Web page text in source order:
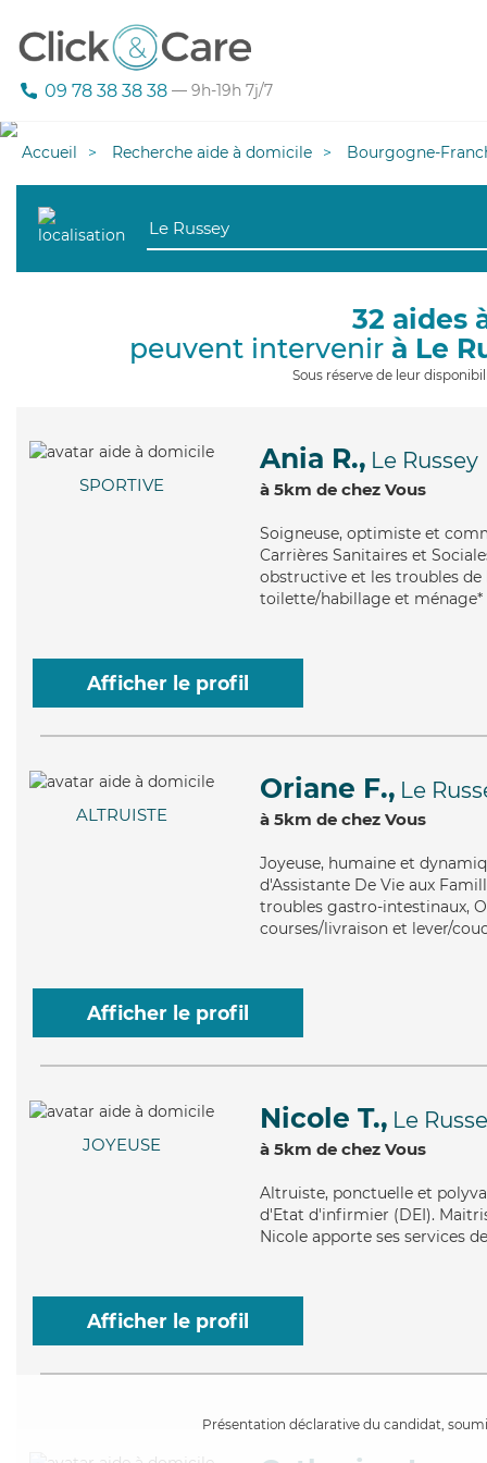
09 78 38 38 38 — 9h-19h 7j/7
Accueil Recherche aide à domicile Bourgogne-
32 aides
peuvent intervenir à Le
Sous réserve de leur
SPORTIVE
Ania R., Le Russey
à 5km de chez Vous
Soigneuse, optimiste et
Carrières Sanitaires et
obstructive et les troubles de
toilette/habillage et ménage*
Afficher le profil
ALTRUISTE
Oriane F., Le
à 5km de chez Vous
Joyeuse, humaine et
d'Assistante De Vie aux
troubles gastro-intestinaux,
courses/livraison et lever/
Afficher le profil
JOYEUSE
Nicole T., Le
à 5km de chez Vous
Altruiste, ponctuelle et
d'Etat d'infirmier (DEI).
Nicole apporte ses services
Afficher le profil
Présentation déclarative du candidat,